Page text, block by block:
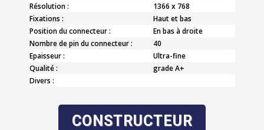
Résolution :
1366 x 768
Fixations :
Haut et bas
Position du connecteur :
En bas à droite
Nombre de pin du connecteur :
40
Epaisseur :
Ultra-fine
Qualité :
grade A+
Divers :
CONSTRUCTEUR